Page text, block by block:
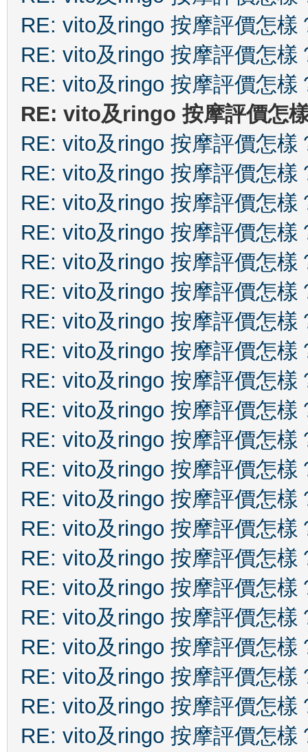
RE: vito及ringo 按摩評價怎樣
RE: vito及ringo 按摩評價怎樣
RE: vito及ringo 按摩評價怎樣
RE: vito及ringo 按摩評價怎
RE: vito及ringo 按摩評價怎樣
RE: vito及ringo 按摩評價怎樣
RE: vito及ringo 按摩評價怎樣
RE: vito及ringo 按摩評價怎樣
RE: vito及ringo 按摩評價怎樣
RE: vito及ringo 按摩評價怎樣
RE: vito及ringo 按摩評價怎樣
RE: vito及ringo 按摩評價怎樣
RE: vito及ringo 按摩評價怎樣
RE: vito及ringo 按摩評價怎樣
RE: vito及ringo 按摩評價怎樣
RE: vito及ringo 按摩評價怎樣
RE: vito及ringo 按摩評價怎樣
RE: vito及ringo 按摩評價怎樣
RE: vito及ringo 按摩評價怎樣
RE: vito及ringo 按摩評價怎樣
RE: vito及ringo 按摩評價怎樣
RE: vito及ringo 按摩評價怎樣
RE: vito及ringo 按摩評價怎樣
RE: vito及ringo 按摩評價怎樣
RE: vito及ringo 按摩評價怎樣